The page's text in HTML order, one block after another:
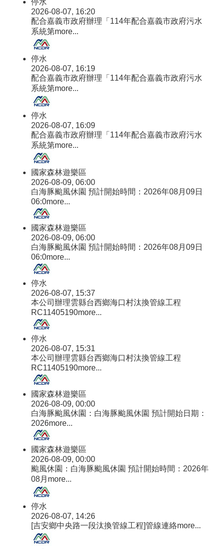
2026-08-07, 16:20
配合嘉義市政府辦理「114年配合嘉義市政府污水
系統第more...
停水
2026-08-07, 16:19
配合嘉義市政府辦理「114年配合嘉義市政府污水
系統第more...
停水
2026-08-07, 16:09
配合嘉義市政府辦理「114年配合嘉義市政府污水
系統第more...
國家森林遊樂區
2026-08-09, 06:00
白海豚颱風休園 預計開始時間：2026年08月09日
06:0more...
國家森林遊樂區
2026-08-09, 06:00
白海豚颱風休園 預計開始時間：2026年08月09日
06:0more...
停水
2026-08-07, 15:37
本公司辦理雲縣台西鄉海口村汰換管線工程
RC11405190more...
停水
2026-08-07, 15:31
本公司辦理雲縣台西鄉海口村汰換管線工程
RC11405190more...
國家森林遊樂區
2026-08-09, 00:00
白海豚颱風休園：白海豚颱風休園 預計開始日期：
2026more...
國家森林遊樂區
2026-08-09, 00:00
颱風休園：白海豚颱風休園 預計開始時間：2026年
08月 more...
停水
2026-08-07, 14:26
[吉安鄉中央路一段汰換管線工程]管線連絡more...